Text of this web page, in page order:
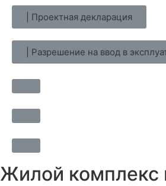
| Проектная декларация
| Разрешение на ввод в
Жилой комплекс